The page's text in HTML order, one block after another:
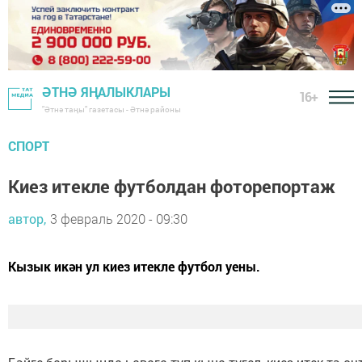
ӘТНӘ ЯҢАЛЫКЛАРЫ
"Әтнә таңы" газетасы - Әтнә районы
16+
СПОРТ
Киез итекле футболдан фоторепортаж
автор, 3 февраль 2020 - 09:30
Кызык икән ул киез итекле футбол уены.